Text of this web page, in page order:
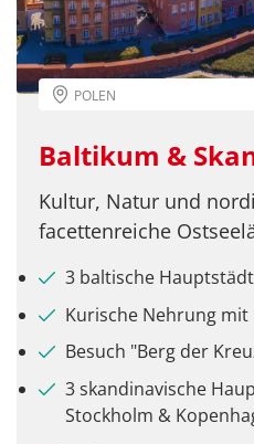
POLEN
Baltikum &
Kultur, Natur und
facettenreiche
3 baltische
Kurische Nehrung mit
Besuch "Berg der
3 skandinavische
Stockholm &